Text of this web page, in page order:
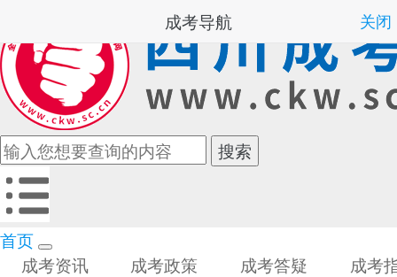
首页
成考资讯
成考政策 成考答疑 成考
成考导航 关闭